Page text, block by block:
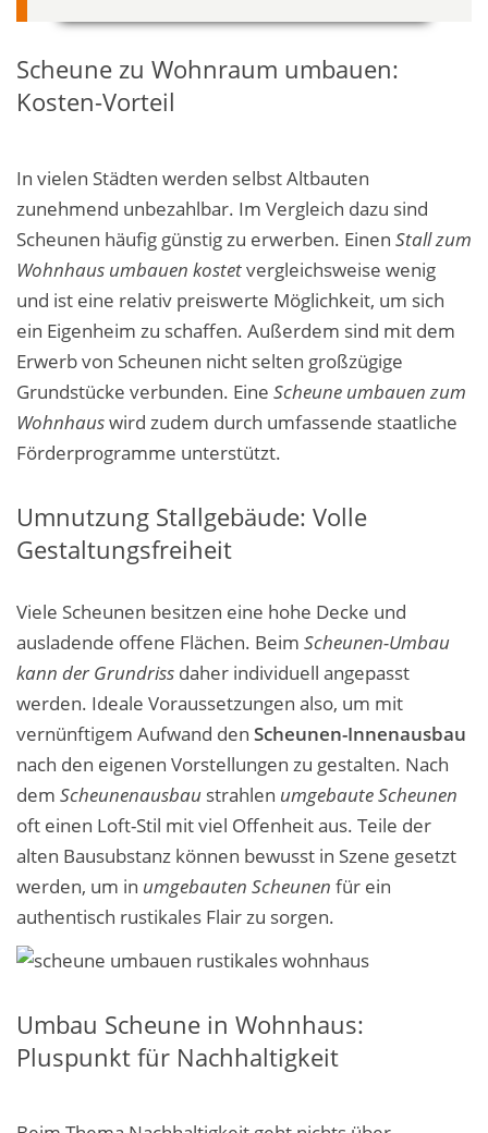
Scheune zu Wohnraum umbauen:
Kosten-Vorteil
In vielen Städten werden selbst Altbauten
zunehmend unbezahlbar. Im Vergleich dazu sind
Scheunen häufig günstigzu erwerben. Einen Stall zum
Wohnhaus umbauen kostetvergleichsweise wenig
und ist eine relativ preiswerte Möglichkeit, um sich
ein Eigenheim zu schaffen. Außerdem sind mit dem
Erwerb von Scheunen nicht selten großzügige
Grundstücke verbunden. Eine Scheune umbauen zum
Wohnhauswird zudem durch umfassende staatliche
Förderprogramme unterstützt.
Umnutzung Stallgebäude: Volle
Gestaltungsfreiheit
Viele Scheunen besitzen eine hohe Decke und
ausladende offene Flächen. Beim Scheunen-Umbau
kann der Grundriss daher individuell angepasst
werden. Ideale Voraussetzungen also, um mit
vernünftigem Aufwand den Scheunen-Innenausbau
nach den eigenen Vorstellungen zu gestalten. Nach
dem Scheunenausbau strahlen umgebaute Scheunen
oft einen Loft-Stil mit viel Offenheit aus. Teile der
alten Bausubstanz können bewusst in Szene gesetzt
werden, um in umgebauten Scheunen für ein
authentisch rustikales Flair zu sorgen.
Umbau Scheune in Wohnhaus:
Pluspunkt für Nachhaltigkeit